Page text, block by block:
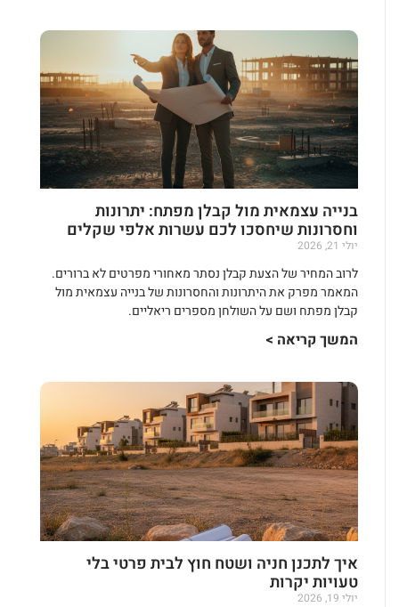
בנייה עצמאית מול קבלן מפתח: יתרונות
וחסרונות שיחסכו לכם עשרות אלפי שקלים
יולי 21, 2026
לרוב המחיר של הצעת קבלן נסתר מאחורי מפרטים לא ברורים.
המאמר מפרק את היתרונות והחסרונות של בנייה עצמאית מול
קבלן מפתח ושם על השולחן מספרים ריאליים.
המשך קריאה >
איך לתכנן חניה ושטח חוץ לבית פרטי בלי
טעויות יקרות
יולי 19, 2026